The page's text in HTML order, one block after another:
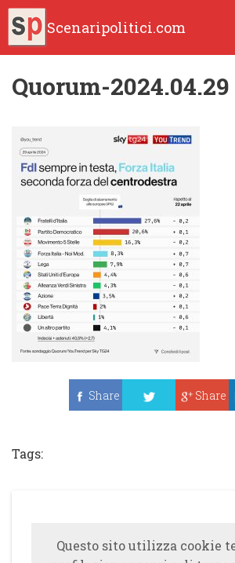
Scenaripolitici.com
Quorum-2024.04.29
Share
Share
Tags:
Questo sito utilizza cookie